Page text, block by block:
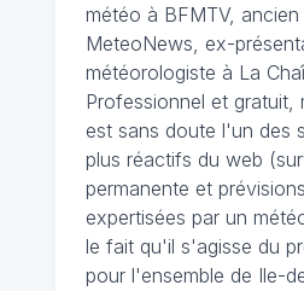
météo à BFMTV,
MeteoNews, ex-
météorologiste à La
Professionnel et gratuit,
est sans doute l'un des
plus réactifs du web
permanente et
expertisées par un
le fait qu'il s'agisse du
pour l'ensemble de Ile-